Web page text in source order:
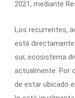
2021, mediante
Los recurrentes,
está directamente
sur, ecosistema
actualmente. Por
de estar ubicado